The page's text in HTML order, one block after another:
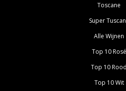
Toscane
Super
Alle Wijnen
Top 10 Rosé
Top 10 Rood
Top 10 Wit